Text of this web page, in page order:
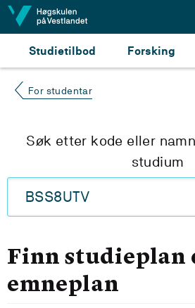
Hopp til innhald
Studietilbod Forsking
For studentar
Søk etter kode eller
studium
Finn studieplan
emneplan